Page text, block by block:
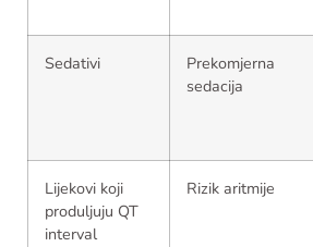
Sedativi
Prekomjerna
sedacija
Lijekovi koji
produljuju QT
interval
Rizik aritmije